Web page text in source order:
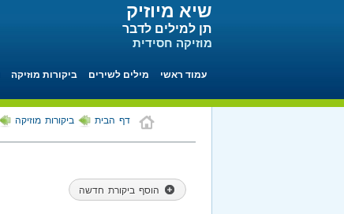
שיא מיוזיק
תן למילים לדבר
מוזיקה חסידית
עמוד ראשי מילים לשירים ביקורות מוזיקה
דף הבית ביקורות מוזיקה
הוסף ביקורת חדשה